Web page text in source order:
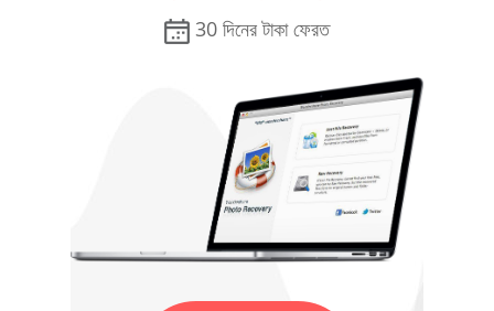
30 দিনের টাকা ফেরত